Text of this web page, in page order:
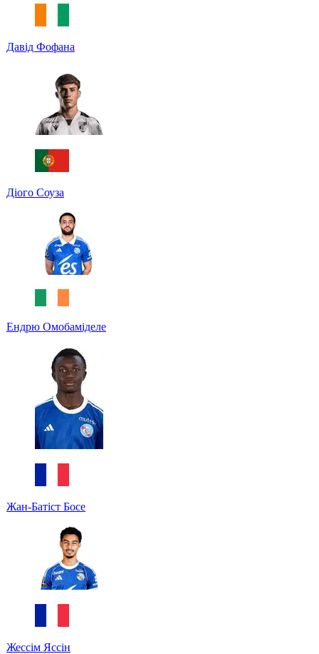
Давід Фофана
Діого Соуза
Ендрю Омобаміделе
Жан-Батіст Босе
Жессім Яссін